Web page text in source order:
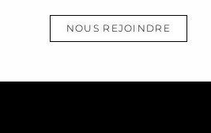
NOUS REJOINDRE